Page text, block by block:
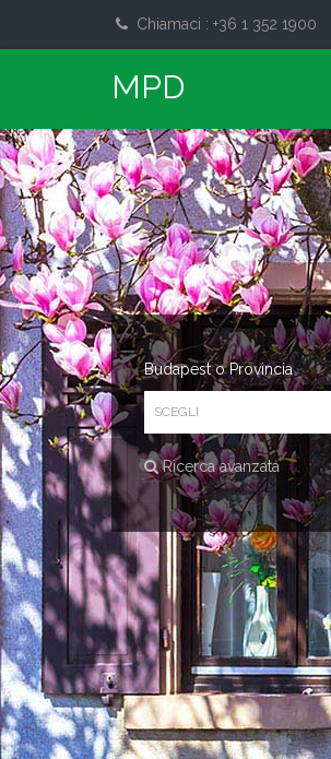
Chiamaci : +36 1 352 1900
Budapest o Provincia
SCEGLI
Ricerca avanzata